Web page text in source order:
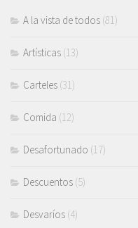
A la vista de todos (81)
Artísticas (13)
Carteles (31)
Comida (12)
Desafortunado (17)
Descuentos (5)
Desvaríos (4)